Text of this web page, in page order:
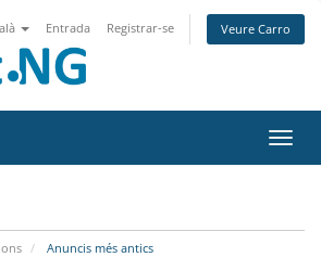
Entrada Registrar-se Veure Carro
Anuncis més antics